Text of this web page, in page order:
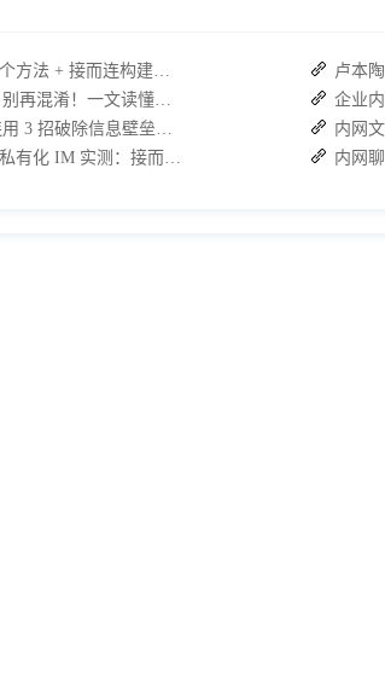
打通部门协作脉络：5 个方法 + 接而连构建顺畅联动团队
即时通讯与即时通信：别再混淆！一文读懂差异，接而连适配企业协作需求
部门各自为战？接而连用 3 招破除信息壁垒，让协作效率翻倍
内网通讯怕泄密？3 套私有化 IM 实测：接而连如何筑牢安全防线并提效